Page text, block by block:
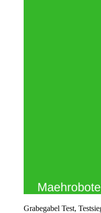
Grabegabel Test,